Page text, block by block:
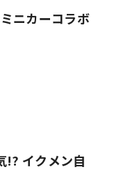
ニカーコラボ
!? イクメン自